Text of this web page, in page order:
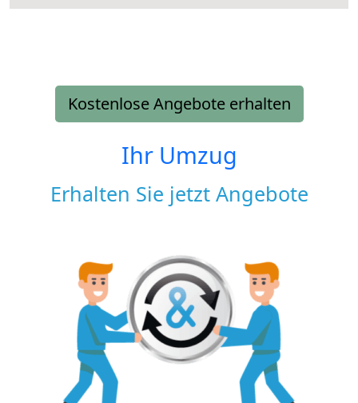
Kostenlose Angebote erhalten
Ihr Umzug
Erhalten Sie jetzt Angebote